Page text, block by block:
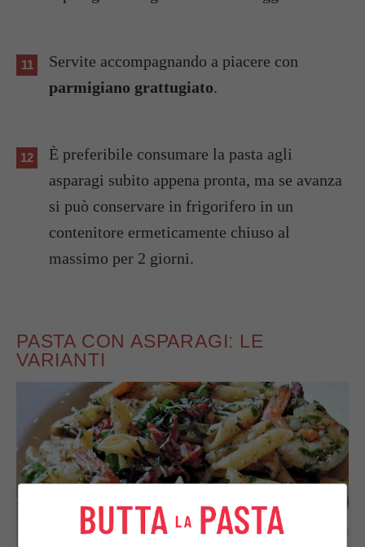
Servite accompagnando a piacere con
parmigiano grattugiato.
È preferibile consumare la pasta agli
asparagi subito appena pronta, ma se avanza
si può conservare in frigorifero in un
contenitore ermeticamente chiuso al
massimo per 2 giorni.
PASTA CON ASPARAGI: LE
VARIANTI